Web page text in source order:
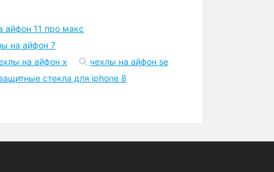
Шоурум